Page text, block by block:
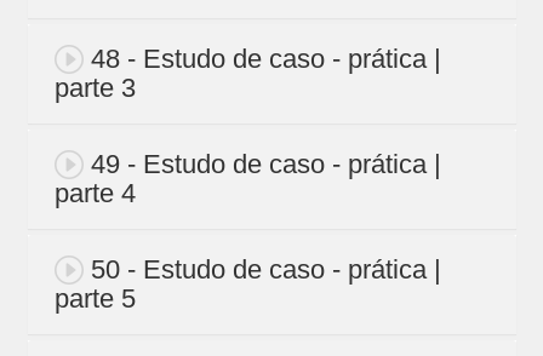
48 - Estudo de caso - prática |
parte 3
49 - Estudo de caso - prática |
parte 4
50 - Estudo de caso - prática |
parte 5